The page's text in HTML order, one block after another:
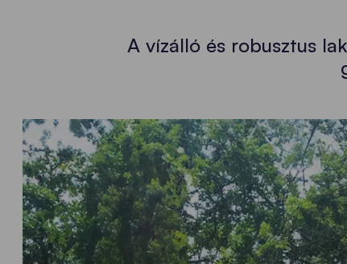
A vízálló és robusztus